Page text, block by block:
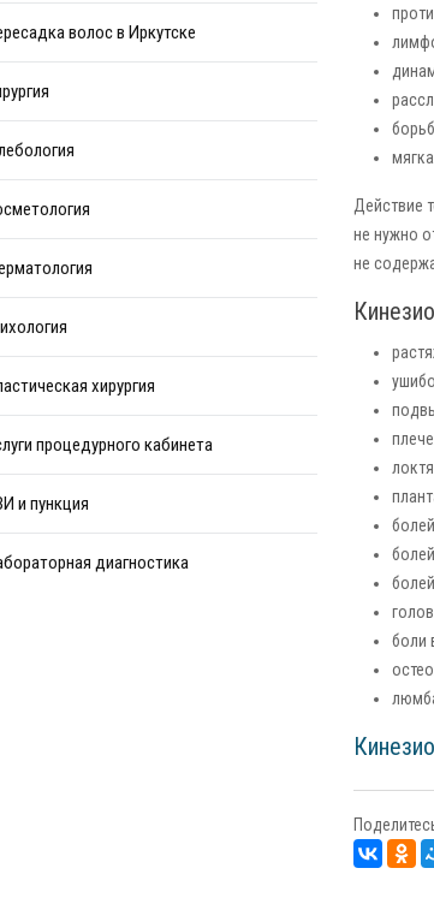
волос в Иркутске
хирургия
процедурного кабинета
и пункция
диагностика
Действие
не нужно
не
боли